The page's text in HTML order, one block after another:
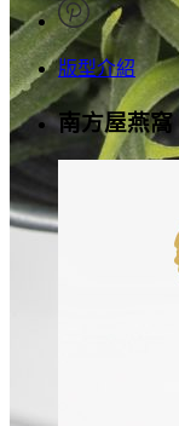
版型介紹
南方屋燕窩